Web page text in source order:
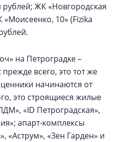
ЖК «Новгородская
10» (Fizika
на Петроградке –
всего, это тот же
ценники начинаются от
это строящиеся жилые
«ID Петроградская»,
апарт-комплексы
«Аструм», «Зен Гарден» и